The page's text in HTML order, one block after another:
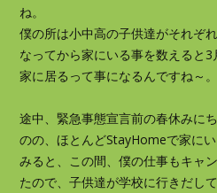
ね。
僕の所は小中高の子供達がそれぞ
なってから家にいる事を数えると
家に居るって事になるんですね～。
途中、緊急事態宣言前の春休みに
のの、ほとんどStayHomeで家に
みると、この間、僕の仕事もキャ
たので、子供達が学校に行きだし